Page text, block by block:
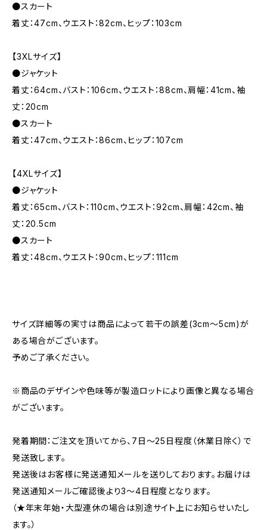
●スカート
着丈：47cm、ウエスト：82cm、ヒップ：103cm
【3XLサイズ】
●ジャケット
着丈：64cm、バスト：106cm、ウエスト：88cm、肩幅：41cm、袖
丈：20cm
●スカート
着丈：47cm、ウエスト：86cm、ヒップ：107cm
【4XLサイズ】
●ジャケット
着丈：65cm、バスト：110cm、ウエスト：92cm、肩幅：42cm、袖
丈：20.5cm
●スカート
着丈：48cm、ウエスト：90cm、ヒップ：111cm
サイズ詳細等の実寸は商品によって若干の誤差(3cm～5cm)が
ある場合がございます。
予めご了承ください。
※商品のデザインや色味等が製造ロットにより画像と異なる場合
がございます。
発着期間：ご注文を頂いてから、7日～25日程度（休業日除く）で
発送致します。
発送後はお客様に発送通知メールを送りしております。お届けは
発送通知メールご確認後より3～4日程度となります。
（★年末年始・大型連休の場合は別途サイト上にお知らせいたし
ます。）